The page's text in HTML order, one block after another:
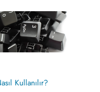
Kullanılır?